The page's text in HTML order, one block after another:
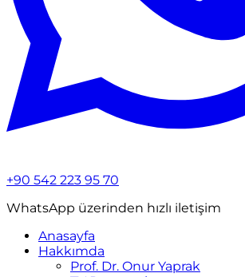
+90 542 223 95 70
WhatsApp üzerinden hızlı iletişim
Anasayfa
Hakkımda
Prof. Dr. Onur Yaprak